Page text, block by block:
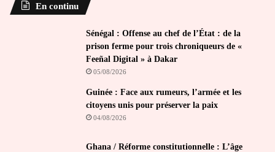
En continu
Sénégal : Offense au chef de l’État : de la
prison ferme pour trois chroniqueurs de «
Feeñal Digital » à Dakar
05/08/2026
Guinée : Face aux rumeurs, l’armée et les
citoyens unis pour préserver la paix
04/08/2026
Ghana / Réforme constitutionnelle : L’âge